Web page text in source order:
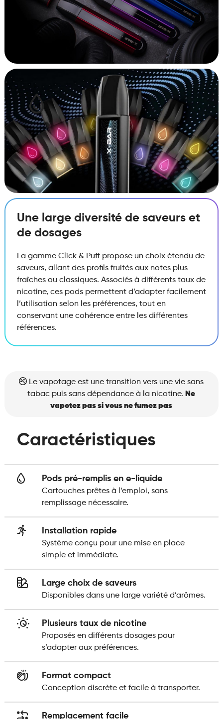
Une large diversité de saveurs et
de dosages
La gamme Click & Puff propose un choix étendu de
saveurs, allant des profils fruités aux notes plus
fraîches ou classiques. Associés à différents taux de
nicotine, ces pods permettent d’adapter facilement
l’utilisation selon les préférences, tout en
conservant une cohérence entre les différentes
références.
Le vapotage est une transition vers une vie sans
tabac puis sans dépendance à la nicotine. Ne
vapotez pas si vous ne fumez pas
Caractéristiques
Pods pré-remplis en e-liquide
Cartouches prêtes à l’emploi, sans
remplissage nécessaire.
Installation rapide
Système conçu pour une mise en place
simple et immédiate.
Large choix de saveurs
Disponibles dans une large variété d’arômes.
Plusieurs taux de nicotine
Proposés en différents dosages pour
s’adapter aux préférences.
Format compact
Conception discrète et facile à transporter.
Remplacement facile